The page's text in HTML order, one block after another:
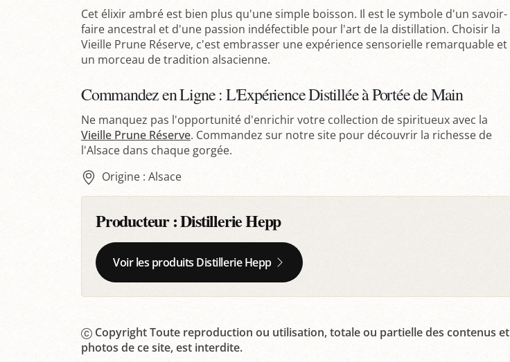
Cet élixir ambré est bien plus qu'une simple boisson. Il est le symbole d'un savoir-
faire ancestral et d'une passion indéfectible pour l'art de la distillation. Choisir la
Vieille Prune Réserve, c'est embrasser une expérience sensorielle remarquable et
un morceau de tradition alsacienne.
Commandez en Ligne : L'Expérience Distillée à Portée de Main
Ne manquez pas l'opportunité d'enrichir votre collection de spiritueux avec la
Vieille Prune Réserve. Commandez sur notre site pour découvrir la richesse de
l'Alsace dans chaque gorgée.
Origine : Alsace
Producteur :Distillerie Hepp
Voir les produits Distillerie Hepp
Copyright Toute reproduction ou utilisation, totale ou partielle des contenus et
photos de ce site, est interdite.